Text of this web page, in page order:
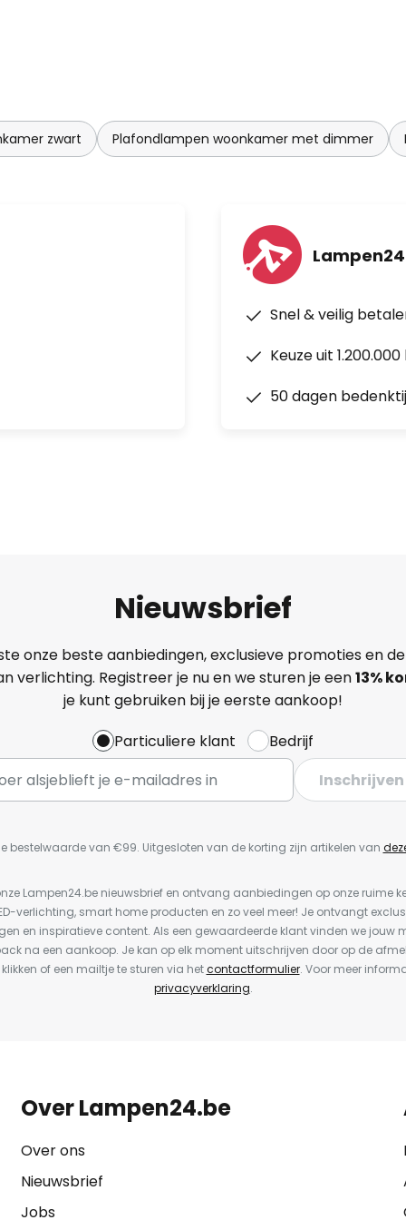
zwart Plafondlampen woonkamer met dimmer
Snel & veilig
Keuze uit
50 dagen
Nieuwsbrief
onze beste aanbiedingen, exclusieve promoties en
verlichting. Registreer je nu en we sturen je een13%
je kunt gebruiken bij je eerste aankoop!
Particuliere klant
Bedrijf
Inschrijven
bestelwaarde van €99. Uitgesloten van de korting zijn artikelen van
Lampen24.be nieuwsbrief en ontvang aanbiedingen op onze ruime
verlichting, smart home producten en zo veel meer! Je ontvangt
en inspiratieve content. Als een gewaardeerde klant vinden we jouw
na een aankoop. Je kan op elk moment uitschrijven door op de
of een mailtje te sturen via hetcontactformulier. Voor meer
privacyverklaring.
Over Lampen24.be
Over ons
Nieuwsbrief
Jobs